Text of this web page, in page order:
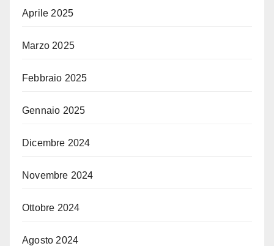
Aprile 2025
Marzo 2025
Febbraio 2025
Gennaio 2025
Dicembre 2024
Novembre 2024
Ottobre 2024
Agosto 2024